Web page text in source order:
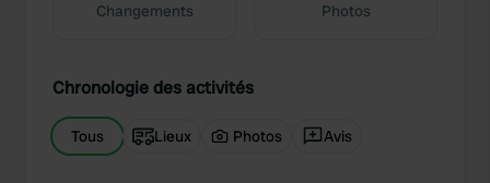
Changements Photos
Chronologie des activités
Tous Lieux Photos Avis